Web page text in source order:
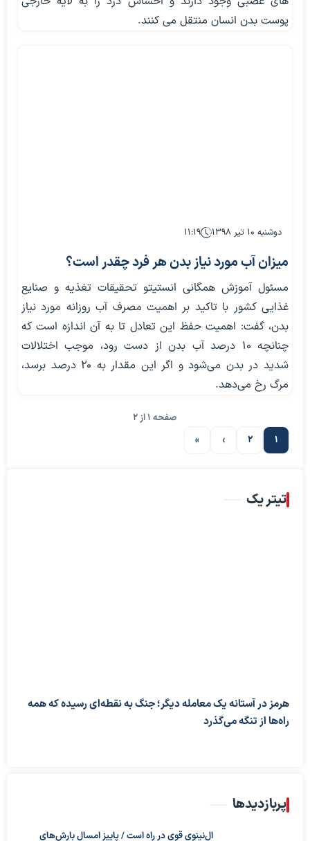
پوست بدن انسان منتقل می کنند.
دوشنبه ۱۰ تیر ۱۳۹۸ ۱۱:۱۹
میزان آب مورد نیاز بدن هر فرد چقدر است؟
مسئول آموزش همگانی انستیتو تحقیقات تغذیه و صنایع
غذایی کشور با تاکید بر اهمیت مصرف آب روزانه مورد نیاز
بدن، گفت: اهمیت حفظ این تعادل تا به آن اندازه است که
چنانچه ۱۰ درصد آب بدن از دست رود، موجب اختلالات
شدید در بدن می‌شود و اگر این مقدار به ۲۰ درصد برسد،
مرگ رخ می‌دهد.
صفحه 1 از 2
1
2 صفحه بعدی›
»
تیتر یک
هرمز در آستانه یک معامله دیگر؛ جنگ به نقطه‌ای رسیده که همه
راه‌ها از تنگه می‌گذرد
پربازدیدها
ال‌نینوی قوی در راه است / پاییز امسال بارش‌های